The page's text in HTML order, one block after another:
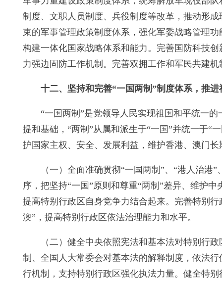
制度、文职人员制度、兵役制度等改革，推动形
束的军事管理政策制度体系，强化军委战略管理
构建一体化国家战略体系和能力。完善国防科技
力强边固防工作机制。完善双拥工作和军民共建
十二、坚持和完善“一国两制”制度体系，推
“一国两制”是党领导人民实现祖国和平统一
提和基础，“两制”从属和派生于“一国”并统一于“
护国家主权、安全、发展利益，维护香港、澳门
（一）全面准确贯彻“一国两制”、“港人治
序，把坚持“一国”原则和尊重“两制”差异、维护
提高特别行政区自身竞争力结合起来。完善特别
澳”，提高特别行政区依法治理能力和水平。
（二）健全中央依照宪法和基本法对特别行
制、全国人大常委会对基本法的解释制度，依法
行机制，支持特别行政区强化执法力量。健全特